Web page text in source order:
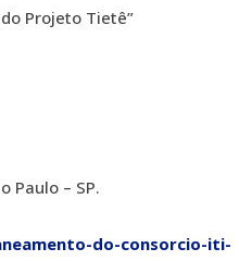
Projeto Tietê”
Paulo – SP.
do-consorcio-iti-